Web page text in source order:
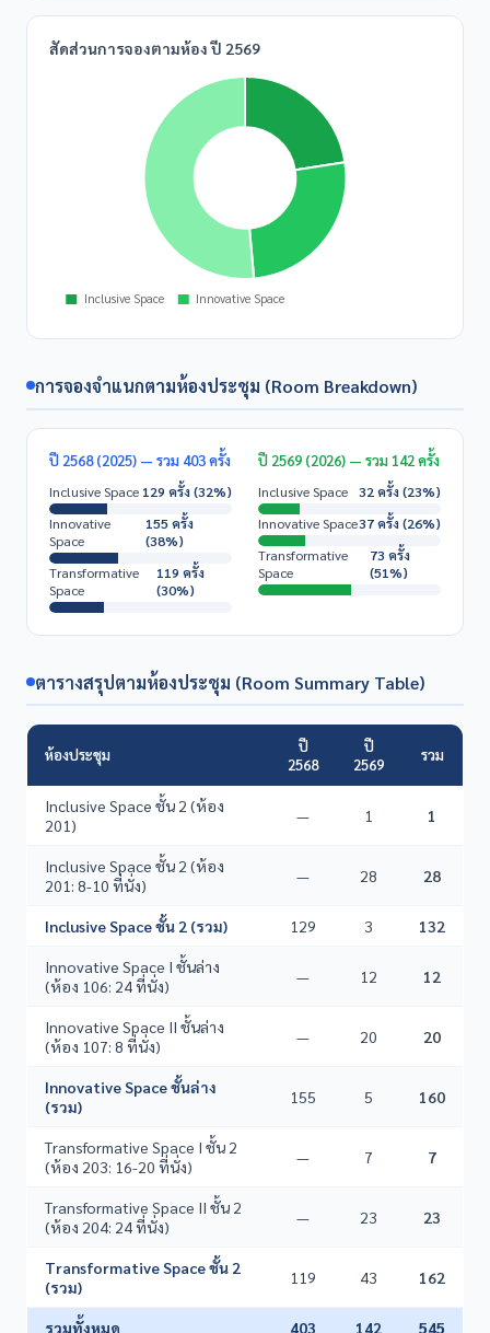
สัดส่วนการจองตามห้อง ปี 2569
การจองจำแนกตามห้องประชุม (Room Breakdown)
ปี 2568 (2025) — รวม 403 ครั้ง
Inclusive Space 129 ครั้ง (32%)
Innovative
Space
155 ครั้ง
(38%)
Transformative
Space
119 ครั้ง
(30%)
ปี 2569 (2026) — รวม 142 ครั้ง
Inclusive Space
32 ครั้ง (23%)
Innovative Space37 ครั้ง (26%)
Transformative
Space
73 ครั้ง
(51%)
ตารางสรุปตามห้องประชุม (Room Summary Table)
ห้องประชุม
ปี
2568
ปี
2569
รวม
Inclusive Space ชั้น 2 (ห้อง
201)
— 1 1
Inclusive Space ชั้น 2 (ห้อง
201: 8-10 ที่นั่ง)
— 28 28
Inclusive Space ชั้น 2 (รวม) 129 3 132
Innovative Space I ชั้นล่าง
(ห้อง 106: 24 ที่นั่ง)
— 12 12
Innovative Space II ชั้นล่าง
(ห้อง 107: 8 ที่นั่ง)
— 20 20
Innovative Space ชั้นล่าง
(รวม)
155 5 160
Transformative Space I ชั้น 2
(ห้อง 203: 16-20 ที่นั่ง)
— 7 7
Transformative Space II ชั้น 2
(ห้อง 204: 24 ที่นั่ง)
— 23 23
Transformative Space ชั้น 2
(รวม)
119 43 162
รวมทั้งหมด 403 142 545